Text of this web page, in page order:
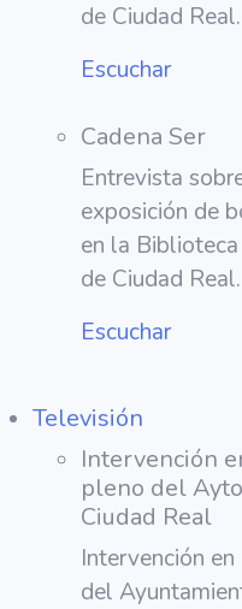
de Ciudad Real.
Escuchar
Cadena Ser
Entrevista
exposición de
en la
de Ciudad Real.
Escuchar
Televisión
Intervención
pleno del
Ciudad Real
Intervención
del